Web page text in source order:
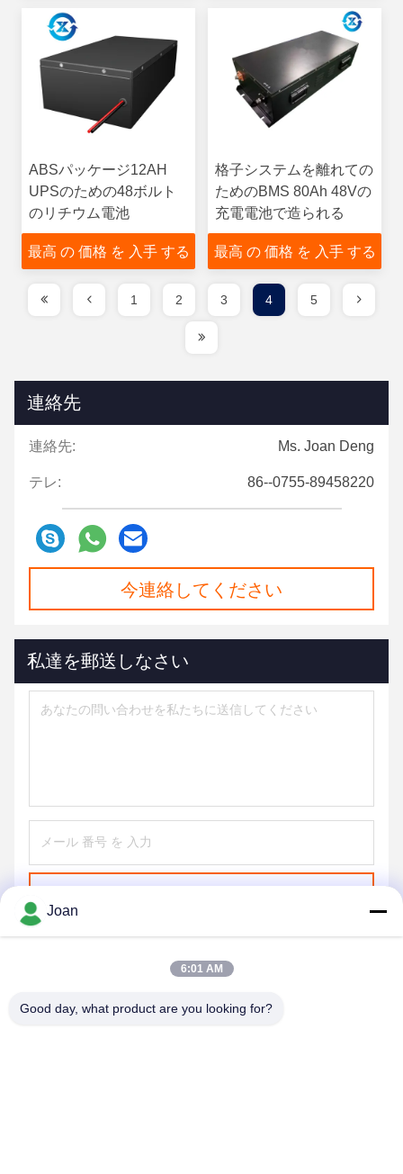
ABSパッケージ12AH
UPSのための48ボルト
のリチウム電池
最高 の 価格 を 入手 する
格子システムを離れての
ためのBMS 80Ah 48Vの
充電電池で造られる
最高 の 価格 を 入手 する
1 2 3 4 5
連絡先
連絡先: Ms. Joan Deng
テレ: 86--0755-89458220
今連絡してください
私達を郵送しなさい
Joan
6:01 AM
Good day, what product are you looking for?